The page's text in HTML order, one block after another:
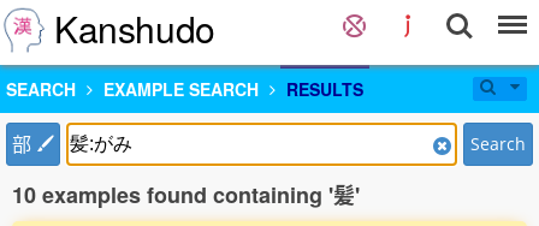
Kanshudo
SEARCH EXAMPLE SEARCH RESULTS
部 Search
10 examples found containing '髪'